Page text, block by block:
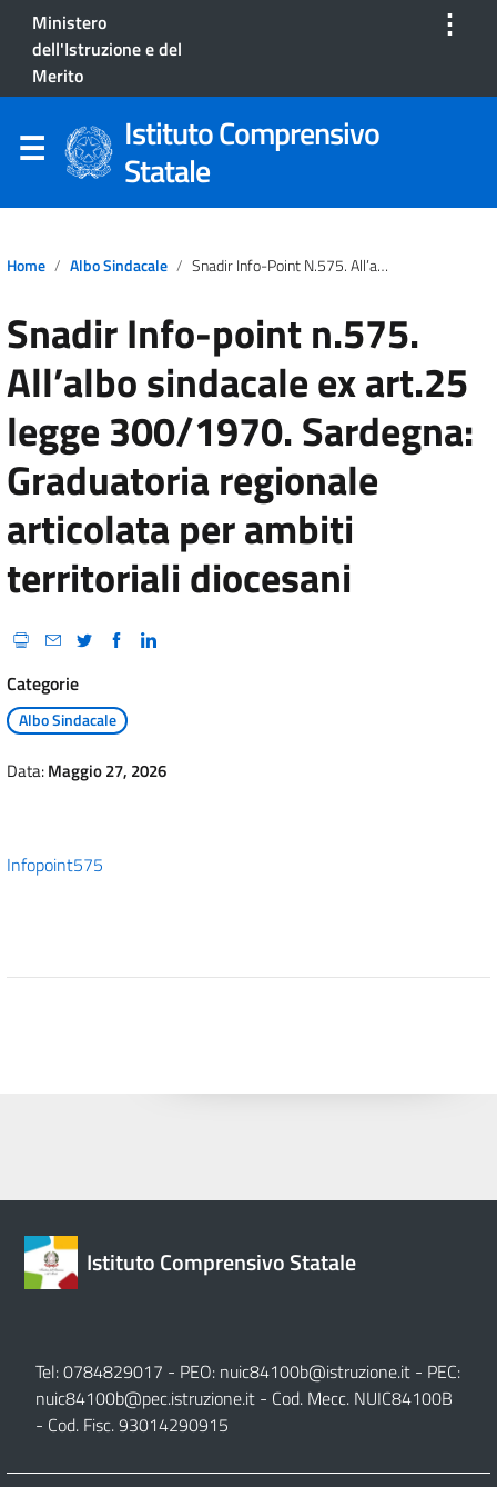
Ministero
dell'Istruzione e del
Merito
⋮
Istituto Comprensivo
Statale
Home Albo Sindacale Snadir Info-Point N.575. All’albo Sindacale Ex Art.25 Legge 300/1970. Sardegna: Graduatoria Regionale Articolata Per Ambiti Territoriali Diocesani
Snadir Info-point n.575.
All’albo sindacale ex art.25
legge 300/1970. Sardegna:
Graduatoria regionale
articolata per ambiti
territoriali diocesani
Categorie
Albo Sindacale
Data:Maggio 27, 2026
Infopoint575
Istituto Comprensivo Statale
Tel: 0784829017 - PEO: nuic84100b@istruzione.it - PEC:
nuic84100b@pec.istruzione.it - Cod. Mecc. NUIC84100B
- Cod. Fisc. 93014290915